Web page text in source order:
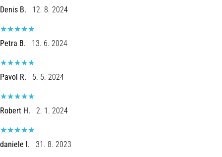
Denis B. 12. 8. 2024
Petra B. 13. 6. 2024
Pavol R. 5. 5. 2024
Robert H. 2. 1. 2024
daniele l. 31. 8. 2023